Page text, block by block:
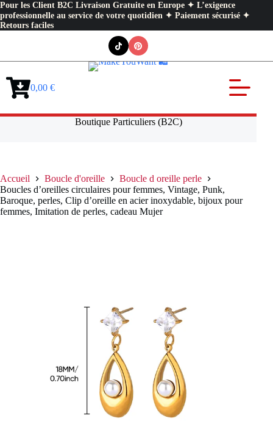
Pour les Client B2C Livraison Gratuite en Europe ✦ L’exigence
professionnelle au service de votre quotidien ✦ Paiement sécurisé ✦
Retours faciles
Panier0,00 €
Boutique Particuliers (B2C)
Accueil Boucle d'oreille
Boucle d oreille perle
Boucles d’oreilles circulaires pour femmes, Vintage, Punk,
Baroque, perles, Clip d’oreille en acier inoxydable, bijoux pour
femmes, Imitation de perles, cadeau Mujer